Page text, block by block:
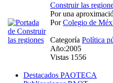
Construir las
Por una
PorColegio de
Categoría Política
Año:2005
Vistas 1556
Destacados PAOTECA